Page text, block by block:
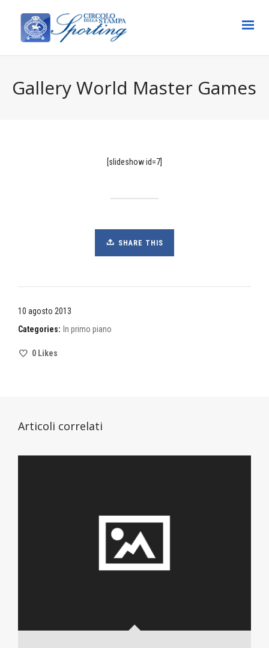
Gallery World Master Games
[slideshow id=7]
SHARE THIS
10 agosto 2013
Categories: In primo piano
0 Likes
Articoli correlati